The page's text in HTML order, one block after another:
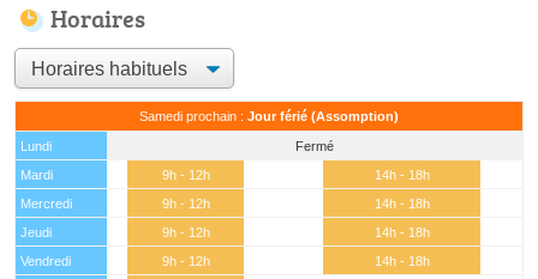
Horaires
Samedi prochain : Jour férié (Assomption)
Lundi
Fermé
Mardi
9h - 12h
14h - 18h
Mercredi
9h - 12h
14h - 18h
Jeudi
9h - 12h
14h - 18h
Vendredi
9h - 12h
14h - 18h